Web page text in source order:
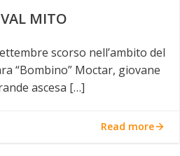
MITO
scorso nell’ambito del
“Bombino” Moctar, giovane
ascesa […]
Read more